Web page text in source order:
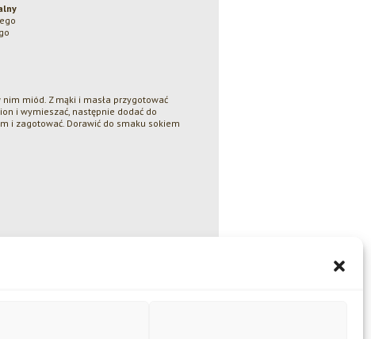
miód. Z mąki i masła przygotować
i wymieszać, następnie dodać do
i zagotować. Dorawić do smaku sokiem
Amber Naturalny, Amber